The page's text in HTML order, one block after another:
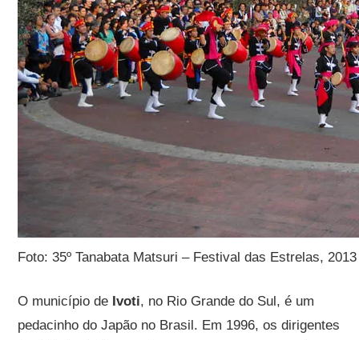
Foto: 35º Tanabata Matsuri – Festival das Estrelas, 2013
O município de Ivoti, no Rio Grande do Sul, é um
pedacinho do Japão no Brasil. Em 1996, os dirigentes